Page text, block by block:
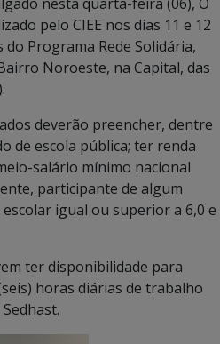
pelo CIEE nos dias 11 e 12
Programa Rede Solidária,
Noroeste, na Capital, das
deverão preencher, dentre
de escola pública; ter renda
salário mínimo nacional
participante de algum
igual ou superior a 6,0 e
ter disponibilidade para
horas diárias de trabalho